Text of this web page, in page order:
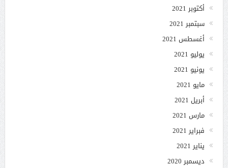
أكتوبر 2021
سبتمبر 2021
أغسطس 2021
يوليو 2021
يونيو 2021
مايو 2021
أبريل 2021
مارس 2021
فبراير 2021
يناير 2021
ديسمبر 2020